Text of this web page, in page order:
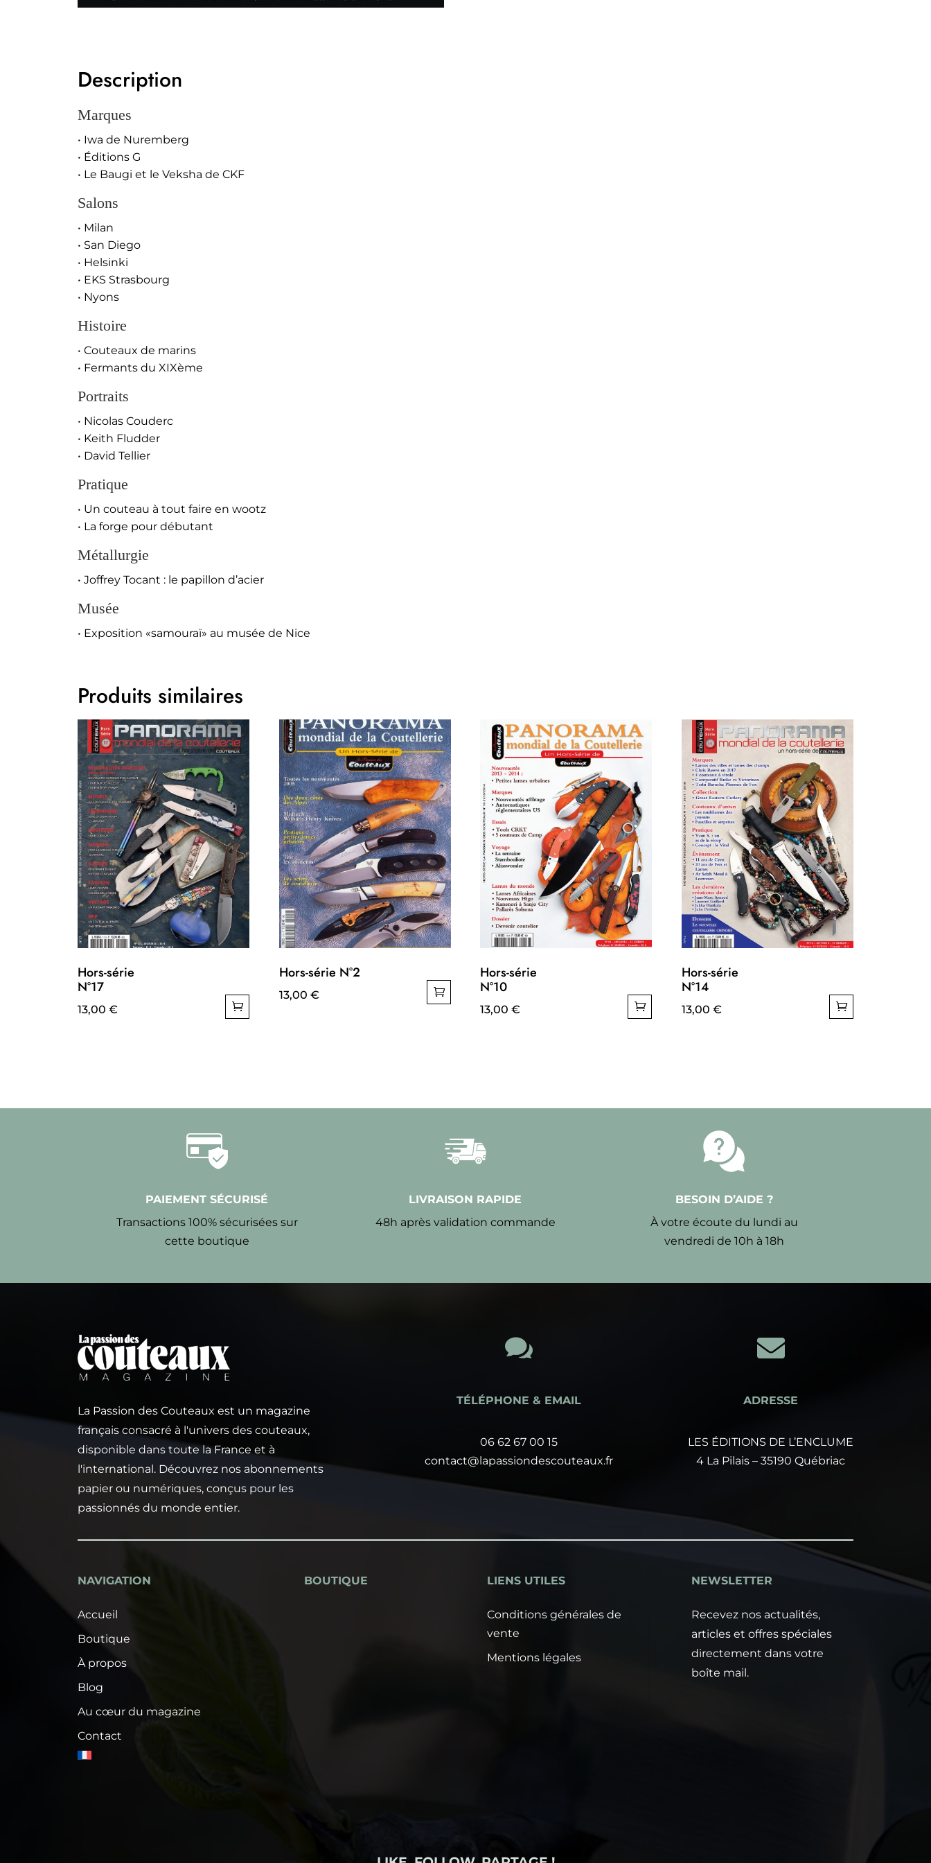
Description
Marques
• Iwa de Nuremberg
• Éditions G
• Le Baugi et le Veksha de CKF
Salons
• Milan
• San Diego
• Helsinki
• EKS Strasbourg
• Nyons
Histoire
• Couteaux de marins
• Fermants du XIXème
Portraits
• Nicolas Couderc
• Keith Fludder
• David Tellier
Pratique
• Un couteau à tout faire en wootz
• La forge pour débutant
Métallurgie
• Joffrey Tocant : le papillon d’acier
Musée
• Exposition «samouraï» au musée de Nice
Produits similaires
Hors-série
N°17
13,00 €
Hors-série N°2
13,00 €
Hors-série
N°10
13,00€
Hors-série
N°14
13,00 €
PAIEMENT SÉCURISÉ
Transactions 100% sécurisées sur
cette boutique
LIVRAISON RAPIDE
48h après validation commande
BESOIN D’AIDE ?
À votre écoute du lundi au
vendredi de 10h à 18h
La Passion des Couteaux est un magazine
français consacré à l'univers des couteaux,
disponible dans toute la France et à
l'international. Découvrez nos abonnements
papier ou numériques, conçus pour les
passionnés du monde entier.

TÉLÉPHONE & EMAIL
06 62 67 00 15
contact@lapassiondescouteaux.fr

ADRESSE
LES ÉDITIONS DE L’ENCLUME
4 La Pilais – 35190 Québriac
NAVIGATION
Accueil
Boutique
À propos
Blog
Au cœur du magazine
Contact
BOUTIQUE LIENS UTILES
Conditions générales de
vente
Mentions légales
NEWSLETTER
Recevez nos actualités,
articles et offres spéciales
directement dans votre
boîte mail.